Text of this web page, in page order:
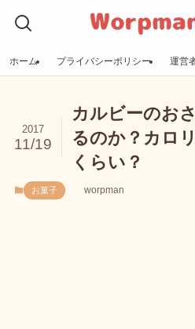
ホーム プライバシーポリシー 運営
カルビーのお
るのか？カロ
くらい？
2017
11/19
お菓子 worpman